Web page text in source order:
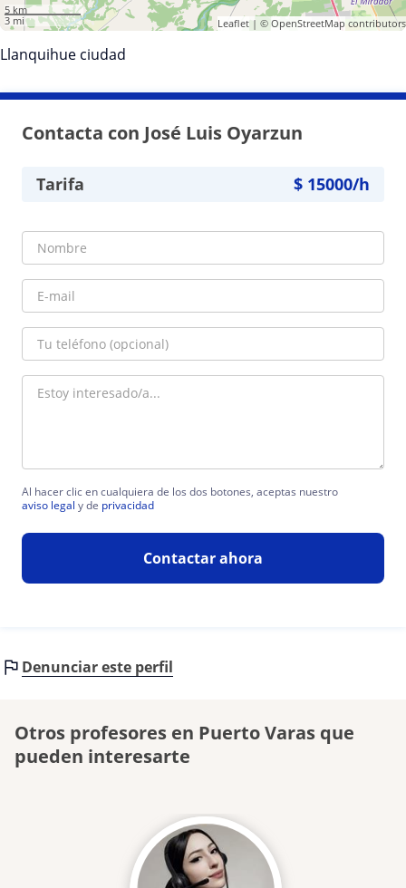
5 km
3 mi
Leaflet| © OpenStreetMap contributors
Llanquihue ciudad
Contacta con José Luis Oyarzun
Tarifa $ 15000/h
Al hacer clic en cualquiera de los dos botones, aceptas nuestro
aviso legal y de privacidad
Contactar ahora
Denunciar este perfil
Otros profesores en Puerto Varas que
pueden interesarte